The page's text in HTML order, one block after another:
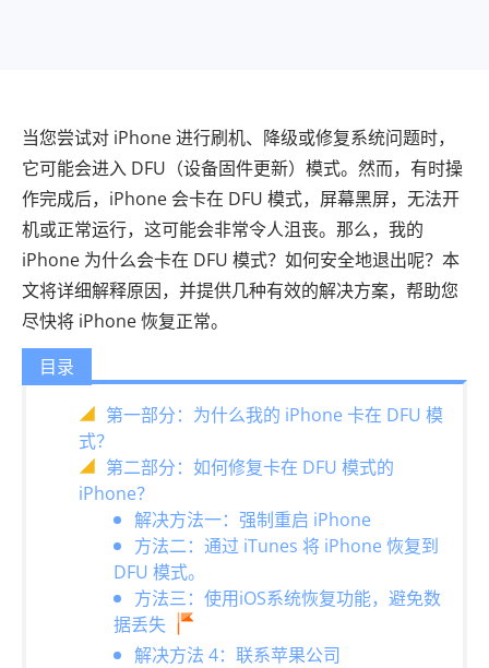
当您尝试对 iPhone 进行刷机、降级或修复系统问题时，
它可能会进入 DFU（设备固件更新）模式。然而，有时操
作完成后，iPhone 会卡在 DFU 模式，屏幕黑屏，无法开
机或正常运行，这可能会非常令人沮丧。那么，我的
iPhone 为什么会卡在 DFU 模式？如何安全地退出呢？本
文将详细解释原因，并提供几种有效的解决方案，帮助您
尽快将 iPhone 恢复正常。
目录
第一部分：为什么我的 iPhone 卡在 DFU 模
式？
第二部分：如何修复卡在 DFU 模式的
iPhone？
解决方法一：强制重启 iPhone
方法二：通过 iTunes 将 iPhone 恢复到
DFU 模式。
方法三：使用iOS系统恢复功能，避免数
据丢失
解决方法 4：联系苹果公司